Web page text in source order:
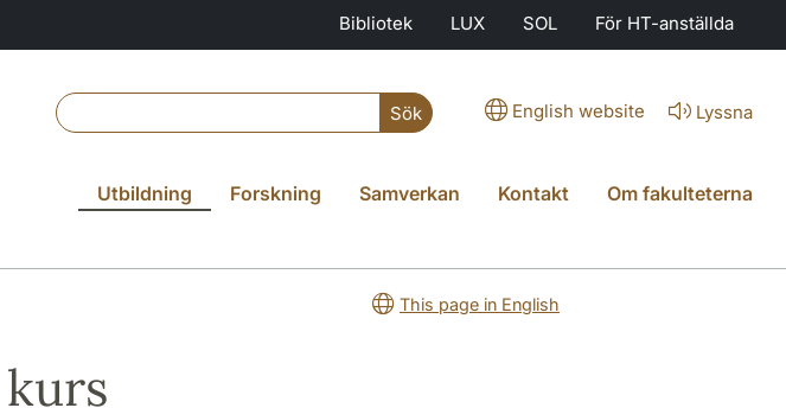
Bibliotek LUX SOL För HT-anställda
Sök English website Lyssna
Utbildning Forskning Samverkan Kontakt Om fakulteterna
This page in English